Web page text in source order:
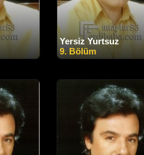
Yersiz Yurtsuz
9. Bölüm